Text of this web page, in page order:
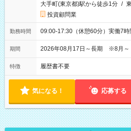
大手町(東京都)駅から徒歩1分 /
投資顧問業
勤務時間 09:00-17:30（休憩60分）実働7時
期間 2026年08月17日～長期 ※8月～
特徴 履歴書不要
気になる！ 応募する